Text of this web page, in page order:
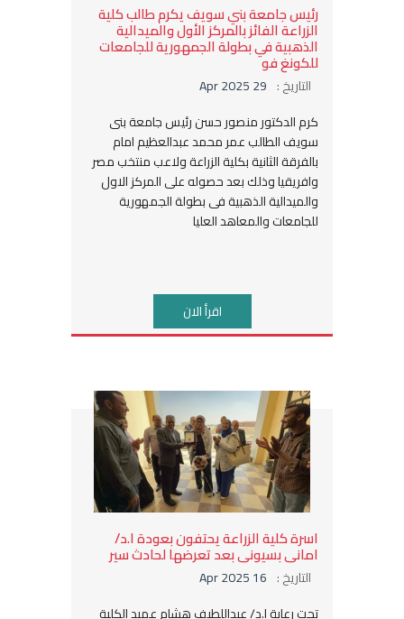
رئيس جامعة بني سويف يكرم طالب كلية
الزراعة الفائز بالمركز الأول والميدالية
الذهبية في بطولة الجمهورية للجامعات
للكونغ فو
التاريخ : 29 Apr 2025
كرم الدكتور منصور حسن رئيس جامعة بنى
سويف الطالب عمر محمد عبدالعظيم امام
بالفرقة الثانية بكلية الزراعة ولاعب منتخب مصر
وافريقيا وذلك بعد حصوله على المركز الاول
والميدالية الذهبية فى بطولة الجمهورية
للجامعات والمعاهد العليا
اقرأ الان
اسرة كلية الزراعة يحتفون بعودة ا.د/
امانى بسيونى بعد تعرضها لحادث سير
التاريخ : 16 Apr 2025
تحت رعاية ا.د/ عبداللطيف هشام عميد الكلية